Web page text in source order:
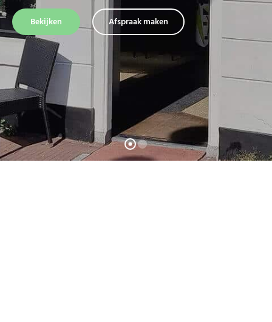
Bekijken Afspraak maken